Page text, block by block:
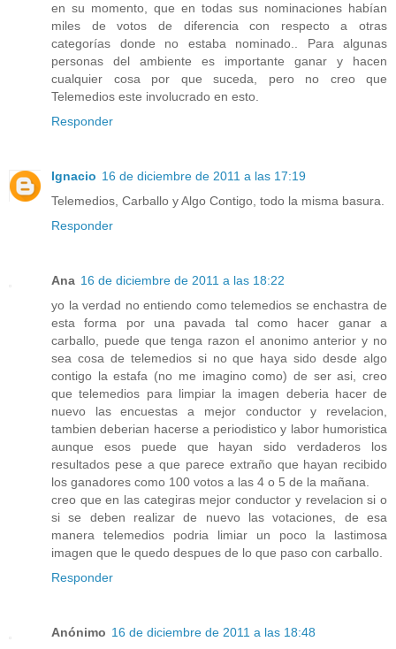
en su momento, que en todas sus nominaciones habían
miles de votos de diferencia con respecto a otras
categorías donde no estaba nominado.. Para algunas
personas del ambiente es importante ganar y hacen
cualquier cosa por que suceda, pero no creo que
Telemedios este involucrado en esto.
Responder
Ignacio 16 de diciembre de 2011 a las 17:19
Telemedios, Carballo y Algo Contigo, todo la misma basura.
Responder
Ana 16 de diciembre de 2011 a las 18:22
yo la verdad no entiendo como telemedios se enchastra de
esta forma por una pavada tal como hacer ganar a
carballo, puede que tenga razon el anonimo anterior y no
sea cosa de telemedios si no que haya sido desde algo
contigo la estafa (no me imagino como) de ser asi, creo
que telemedios para limpiar la imagen deberia hacer de
nuevo las encuestas a mejor conductor y revelacion,
tambien deberian hacerse a periodistico y labor humoristica
aunque esos puede que hayan sido verdaderos los
resultados pese a que parece extraño que hayan recibido
los ganadores como 100 votos a las 4 o 5 de la mañana.
creo que en las categiras mejor conductor y revelacion si o
si se deben realizar de nuevo las votaciones, de esa
manera telemedios podria limiar un poco la lastimosa
imagen que le quedo despues de lo que paso con carballo.
Responder
Anónimo 16 de diciembre de 2011 a las 18:48